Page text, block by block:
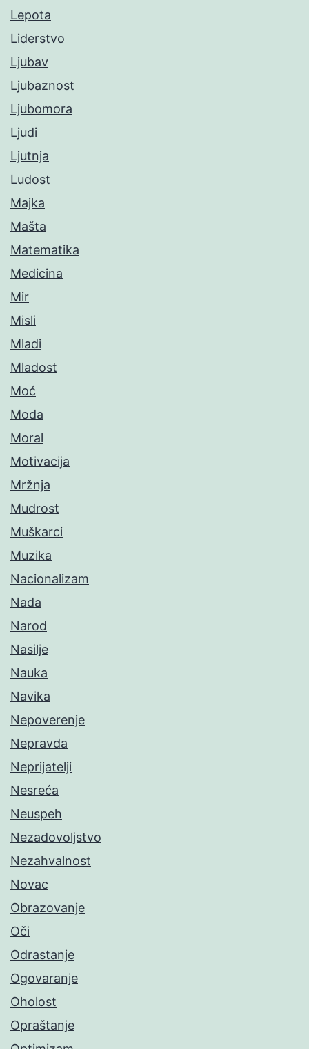
Lepota
Liderstvo
Ljubav
Ljubaznost
Ljubomora
Ljudi
Ljutnja
Ludost
Majka
Mašta
Matematika
Medicina
Mir
Misli
Mladi
Mladost
Moć
Moda
Moral
Motivacija
Mržnja
Mudrost
Muškarci
Muzika
Nacionalizam
Nada
Narod
Nasilje
Nauka
Navika
Nepoverenje
Nepravda
Neprijatelji
Nesreća
Neuspeh
Nezadovoljstvo
Nezahvalnost
Novac
Obrazovanje
Oči
Odrastanje
Ogovaranje
Oholost
Opraštanje